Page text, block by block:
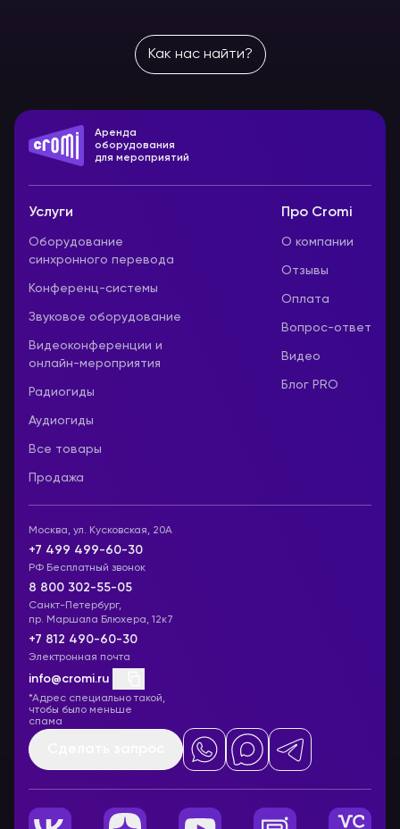
Как нас найти?
Аренда
оборудования
для мероприятий
Услуги
Оборудование
синхронного перевода
Конференц-системы
Звуковое оборудование
Видеоконференции и
онлайн-мероприятия
Радиогиды
Аудиогиды
Все товары
Продажа
Про Cromi
О компании
Отзывы
Оплата
Вопрос-ответ
Видео
Блог PRO
Москва, ул. Кусковская, 20А
+7 499 499-60-30
РФ Бесплатный звонок
8 800 302-55-05
Санкт-Петербург,
пр. Маршала Блюхера, 12к7
+7 812 490-60-30
Электронная почта
info@cromi.ru
*Адрес специально такой,
чтобы было меньше
спама